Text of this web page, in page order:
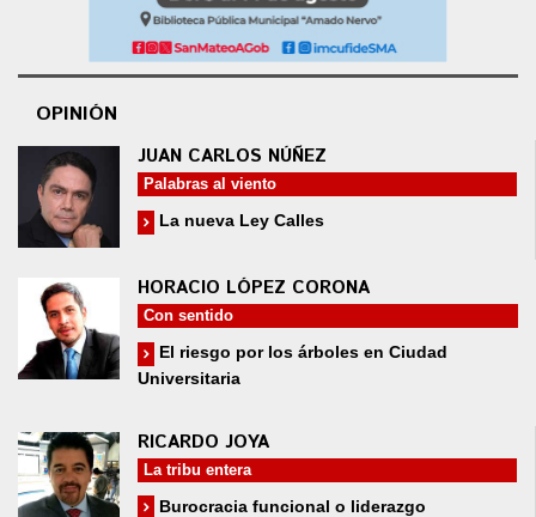
OPINIÓN
JUAN CARLOS NÚÑEZ
Palabras al viento
La nueva Ley Calles
HORACIO LÓPEZ CORONA
Con sentido
El riesgo por los árboles en Ciudad
Universitaria
RICARDO JOYA
La tribu entera
Burocracia funcional o liderazgo